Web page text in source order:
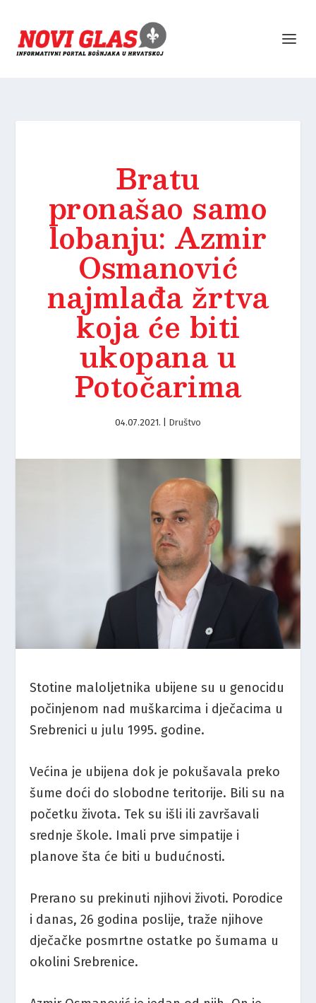
Bratu
pronašao samo
lobanju: Azmir
Osmanović
najmlađa žrtva
koja će biti
ukopana u
Potočarima
04.07.2021. Društvo
Stotine maloljetnika ubijene su u genocidu
počinjenom nad muškarcima i dječacima u
Srebrenici u julu 1995. godine.
Većina je ubijena dok je pokušavala preko
šume doći do slobodne teritorije. Bili su na
početku života. Tek su išli ili završavali
srednje škole. Imali prve simpatije i
planove šta će biti u budućnosti.
Prerano su prekinuti njihovi životi. Porodice
i danas, 26 godina poslije, traže njihove
dječačke posmrtne ostatke po šumama u
okolini Srebrenice.